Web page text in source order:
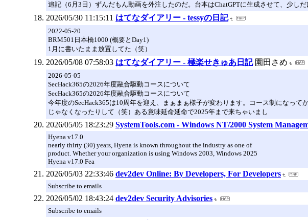
追記（6月3日）ずんだもん動画を外注したのだ。台本はChatGPTに生成させて、少しだ
2026/05/30 11:15:11 はてなダイアリー - tessyの日記
2022-05-20
BRM501日本橋1000 (概要とDay1)
1月に書いたまま放置してた（笑）
2026/05/08 07:58:03 はてなダイアリー - 極楽せきゅあ日記 園田さめ
2026-05-05
SecHack365の2026年度融合駆動コースについて
SecHack365の2026年度融合駆動コースについて
今年度のSecHack365は10周年を迎え、まぁまぁ様子が変わります。コース制になっ
じゃなくなったりして（笑）ある意味延命延命で2025年まで来ちゃいまし
2026/05/05 18:23:29 SystemTools.com - Windows NT/2000 System
Hyena v17.0
nearly thirty (30) years, Hyena is known throughout the industry as one of
product. Whether your organization is using Windows 2003, Windows 2025
Hyena v17.0 Fea
2026/05/03 22:33:46 dev2dev Online: By Developers, For Developers
Subscribe to emails
2026/05/02 18:43:24 dev2dev Security Advisories
Subscribe to emails